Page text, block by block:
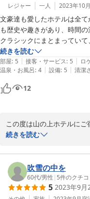
休業後の再開を願う声は
とてもありがたく思ってお
休業まで日は多くはあり
となりますようにスタッ
大変励みになるお言葉を頂
2023-11-04
レジャー 一人 2023年10月
文豪達も愛したホテルは全
も歴史や趣きがあり、時間
クラシックにまとまってい
ていました。アメニティグッ
クリームまで一つ一つチュー
トもありました。ヘアキャッ
ていました。ルームサービ
ツが綺麗に盛り付けられて提
そして何より、ホテルの方
接客で安心して過ごす事が
値段以上のホテルでした。
続きを読む
部屋: 5 | 接客・サービス: 5 | ロ
温泉・お風呂: 4 | 設備: 5 | 清潔
12
この度は山の上ホテルに
ざいます。
す。
快適にお過ごしいただけた
お言葉にございます通り、
り、館内に入るとタイム
続きを読む
吹雪の中を
60代/男性 | 5件のクチコ
5 2023年9月